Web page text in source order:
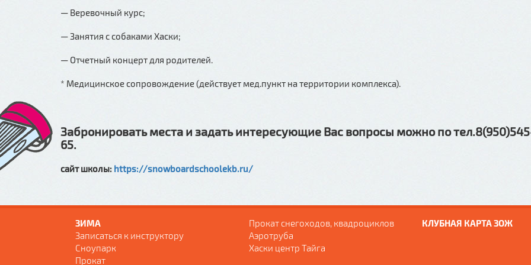
— Веревочный курс;
— Занятия с собаками Хаски;
— Отчетный концерт для родителей.
* Медицинское сопровождение (действует мед.пункт на территории комплекса).
Забронировать места и задать интересующие Вас вопросы можно по
65.
сайт школы: https://snowboardschoolekb.ru/
ЗИМА
Записаться к инструктору
Сноупарк
Прокат
Прокат снегоходов, квадроциклов
Аэротруба
Хаски центр Тайга
КЛУБНАЯ КАРТА ЗОЖ